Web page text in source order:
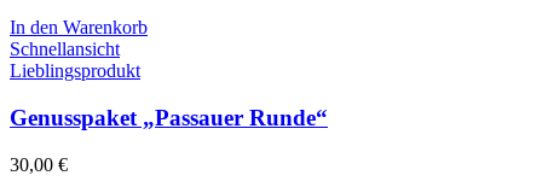
In den Warenkorb
Schnellansicht
Lieblingsprodukt
Genusspaket „Passauer Runde“
30,00 €